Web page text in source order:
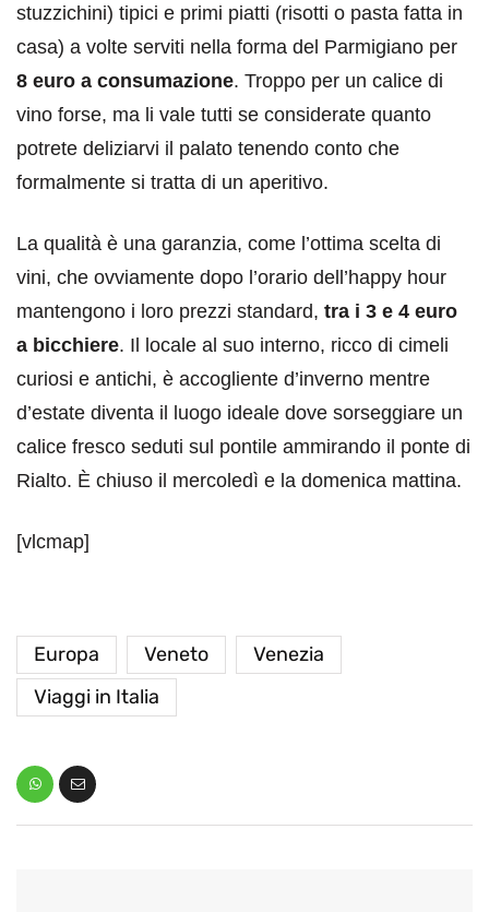
stuzzichini) tipici e primi piatti (risotti o pasta fatta in
casa) a volte serviti nella forma del Parmigiano per
8 euro a consumazione. Troppo per un calice di
vino forse, ma li vale tutti se considerate quanto
potrete deliziarvi il palato tenendo conto che
formalmente si tratta di un aperitivo.
La qualità è una garanzia, come l’ottima scelta di
vini, che ovviamente dopo l’orario dell’happy hour
mantengono i loro prezzi standard, tra i 3 e 4 euro
a bicchiere. Il locale al suo interno, ricco di cimeli
curiosi e antichi, è accogliente d’inverno mentre
d’estate diventa il luogo ideale dove sorseggiare un
calice fresco seduti sul pontile ammirando il ponte di
Rialto. È chiuso il mercoledì e la domenica mattina.
[vlcmap]
Europa Veneto
Venezia
Viaggi in Italia